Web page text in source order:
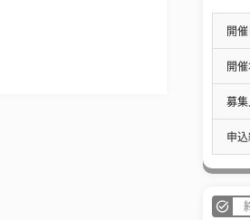
開
開
募
申